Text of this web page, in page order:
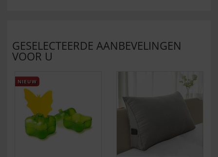
GESELECTEERDE AANBEVELINGEN
VOOR U
NIEUW